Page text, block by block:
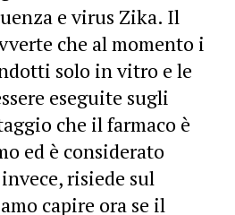
e virus Zika. Il
che al momento i
solo in vitro e le
eseguite sugli
che il farmaco è
ed è considerato
risiede sul
capire ora se il